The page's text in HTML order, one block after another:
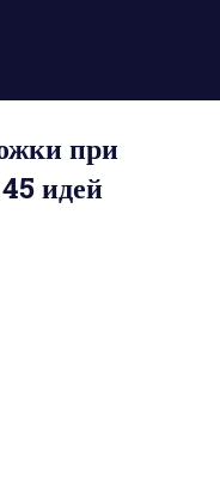
при
идей